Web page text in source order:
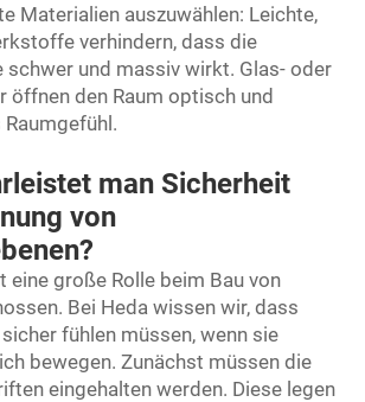
Materialien auszuwählen: Leichte,
verhindern, dass die
schwer und massiv wirkt. Glas- oder
öffnen den Raum optisch und
man Sicherheit
von
eine große Rolle beim Bau von
Bei Heda wissen wir, dass
fühlen müssen, wenn sie
bewegen. Zunächst müssen die
eingehalten werden. Diese legen